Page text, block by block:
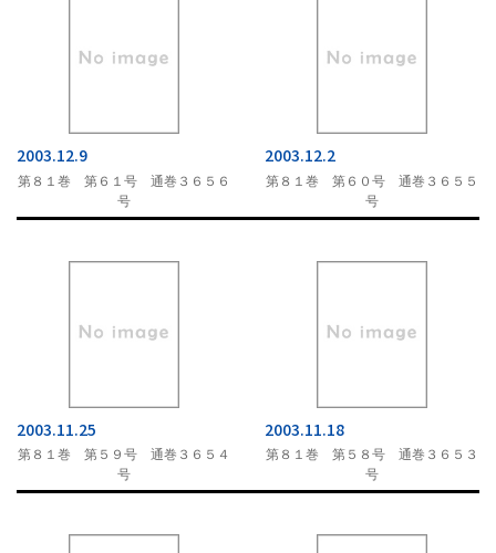
2003.12.9
第８１巻 第６１号 通巻３６５６
号
2003.12.2
第８１巻 第６０号 通巻３６５５
号
2003.11.25
第８１巻 第５９号 通巻３６５４
号
2003.11.18
第８１巻 第５８号 通巻３６５３
号